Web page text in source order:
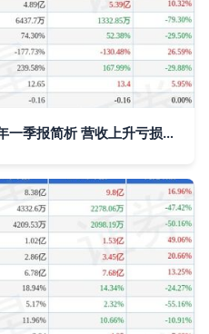
瑞纳智能（301129）2026年一季报简析 营收上升亏损收窄，应收账款体量较大引发关注